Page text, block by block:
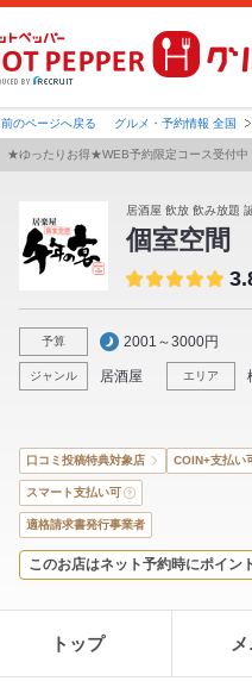
前のページへ戻る グルメ・予約情報 全国
★ゆったりお得★WEB予約限定コース受付中
居酒屋 飲放 飲み放題
個室空間
予算 2001～3000円
ジャンル 居酒屋 エリア
口コミ投稿特典対象店 COIN+支払い
スマート支払い可
適格請求書発行事業者
このお店はネット予約時にポイン
トップ